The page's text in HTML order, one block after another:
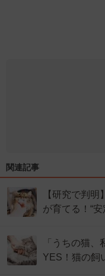
関連記事
【研究で判明
が育てる！“
「うちの猫
YES！猫の飼